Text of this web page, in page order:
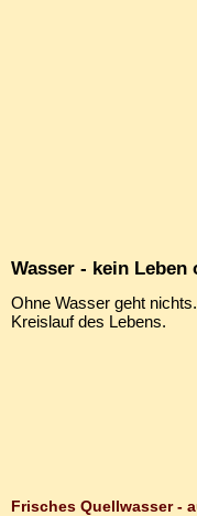
Wasser - kein Leben
Ohne Wasser geht
Kreislauf des Lebens.
Frisches Quellwasser -